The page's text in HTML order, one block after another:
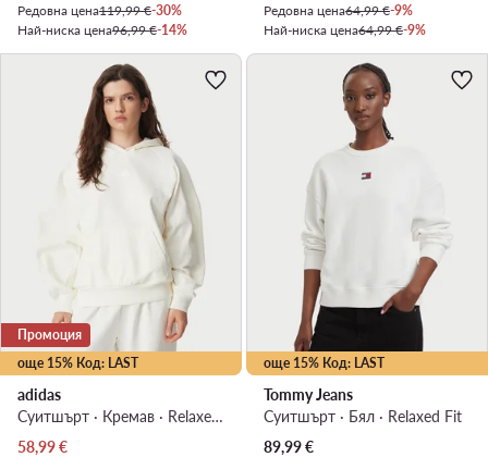
Редовна цена119,99 €-30%
Най-ниска цена96,99 €-14%
Редовна цена64,99 €-9%
Най-ниска цена64,99 €-9%
още 15% Код: LAST
Промоция
adidas
Суитшърт · Кремав · Relaxed Fit
Актуална цена
58,99€
още 15% Код: LAST
Tommy Jeans
Суитшърт · Бял · Relaxed Fit
89,99€